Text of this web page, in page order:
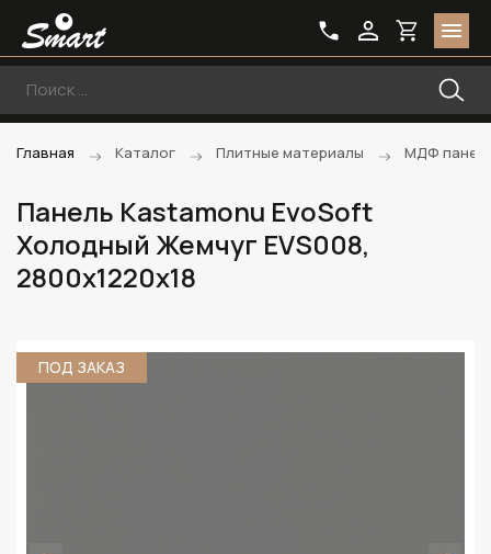
Главная Каталог Плитные материалы МДФ
Панель Kastamonu EvoSoft
Холодный Жемчуг EVS008,
2800х1220х18
ПОД ЗАКАЗ